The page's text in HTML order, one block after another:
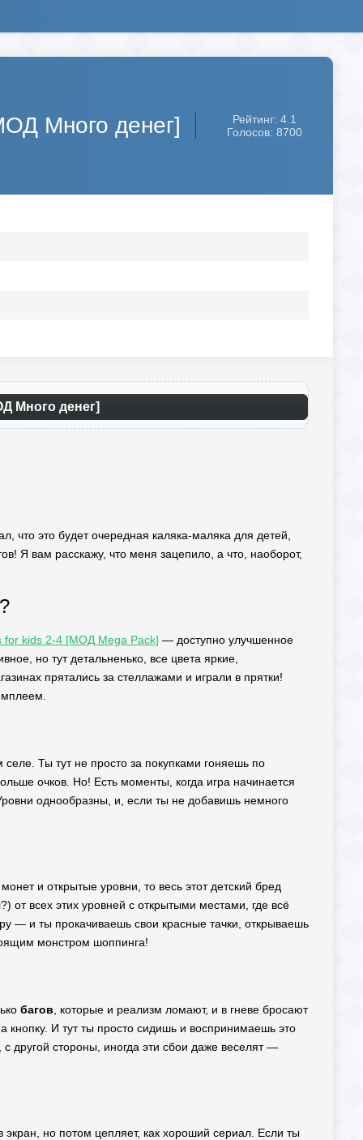
Много денег]
Рейтинг: 4.1
Голосов: 8700
Много денег]
что это будет очередная каляка-маляка для детей,
Я вам расскажу, что меня зацепило, а что, наоборот,
for kids 2-4 [МОД Mega Pack] — доступно улучшенное
но тут детальненько, все цвета яркие,
прятались за стеллажами и играли в прятки!
селе. Ты тут не просто за покупками гоняешь по
очков. Но! Есть моменты, когда игра начинается
однообразны, и, если ты не добавишь немного
и открытые уровни, то весь этот детский бред
от всех этих уровней с открытыми местами, где всё
— и ты прокачиваешь свои красные тачки, открываешь
монстром шоппинга!
багов , которые и реализм ломают, и в гневе бросают
кнопку. И тут ты просто сидишь и воспринимаешь это
другой стороны, иногда эти сбои даже веселят —
но потом цепляет, как хороший сериал. Если ты